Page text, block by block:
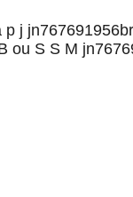
j
ou S S M